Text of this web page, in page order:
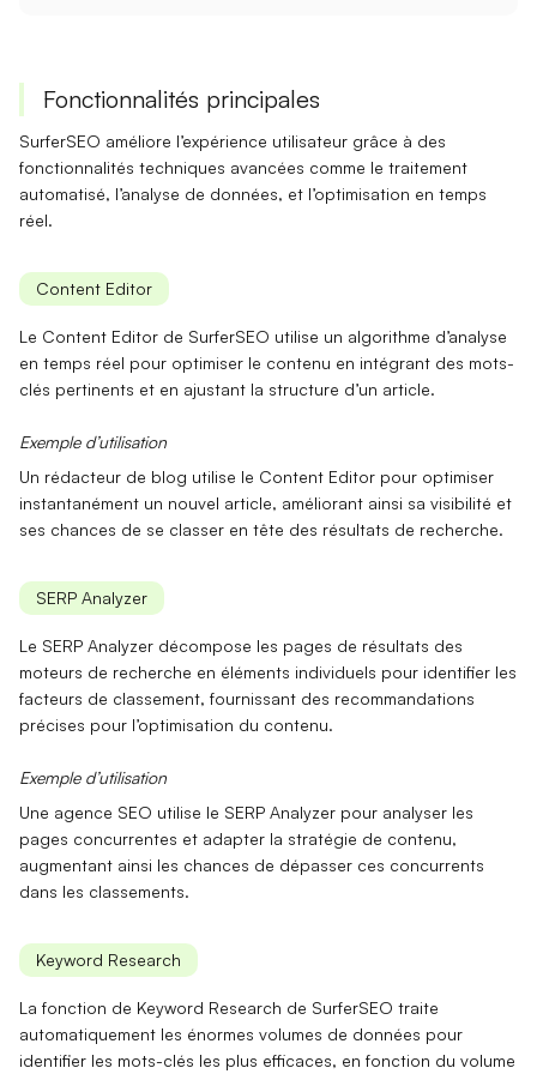
Fonctionnalités principales
SurferSEO améliore l’expérience utilisateur grâce à des
fonctionnalités techniques avancées comme le traitement
automatisé, l’analyse de données, et l’optimisation en temps
réel.
Content Editor
Le Content Editor de SurferSEO utilise un algorithme d’analyse
en temps réel pour optimiser le contenu en intégrant des mots-
clés pertinents et en ajustant la structure d’un article.
Exemple d’utilisation
Un rédacteur de blog utilise le Content Editor pour optimiser
instantanément un nouvel article, améliorant ainsi sa visibilité et
ses chances de se classer en tête des résultats de recherche.
SERP Analyzer
Le SERP Analyzer décompose les pages de résultats des
moteurs de recherche en éléments individuels pour identifier les
facteurs de classement, fournissant des recommandations
précises pour l’optimisation du contenu.
Exemple d’utilisation
Une agence SEO utilise le SERP Analyzer pour analyser les
pages concurrentes et adapter la stratégie de contenu,
augmentant ainsi les chances de dépasser ces concurrents
dans les classements.
Keyword Research
La fonction de Keyword Research de SurferSEO traite
automatiquement les énormes volumes de données pour
identifier les mots-clés les plus efficaces, en fonction du volume